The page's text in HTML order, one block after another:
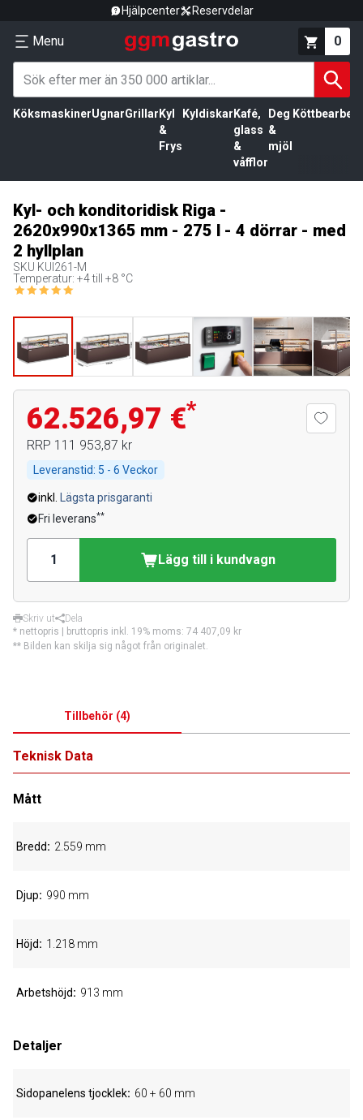
Hjälpcenter Reservdelar
Menu 0
KöksmaskinerUgnarGrillar Kyl
&
Frys
Kyldiskar Kafé,
glass
&
våfflor
Deg
&
mjöl
Kyl- och konditoridisk Riga -
2620x990x1365 mm - 275 l - 4 dörrar - med
2 hyllplan
SKU KUI261-M
Temperatur: +4 till +8 °C
62.526,97 €*
RRP 111 953,87 kr
Leveranstid: 5 - 6 Veckor
inkl.
Lägsta prisgaranti
Fri leverans**
Lägg till i kundvagn
Skriv ut
Dela
* nettopris | bruttopris inkl. 19% moms: 74 407,09 kr
** Bilden kan skilja sig något från originalet.
Tillbehör (4)
Teknisk Data
Mått
Bredd 2.559 mm
Djup 990 mm
Höjd 1.218 mm
Arbetshöjd 913 mm
Detaljer
Sidopanelens tjocklek 60 + 60 mm